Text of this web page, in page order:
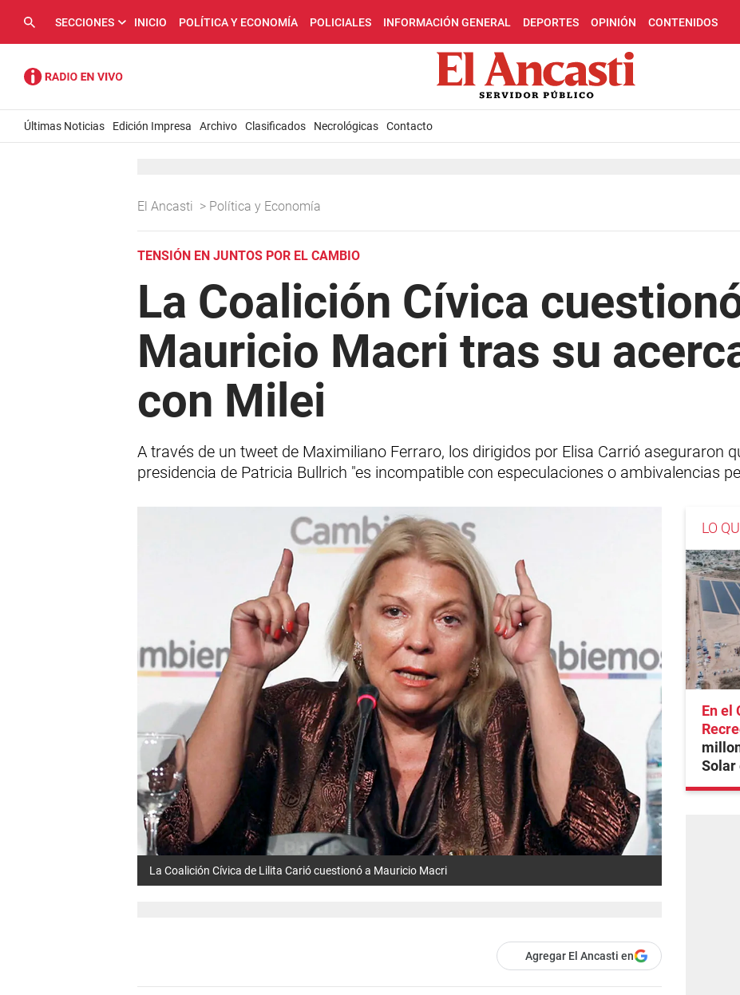
SECCIONES INICIO POLÍTICA Y ECONOMÍA POLICIALES INFORMACIÓN GENERAL DEPORTES OPINIÓN CONTENIDOS
Últimas Noticias Edición Impresa Archivo Clasificados Necrológicas Contacto
El Ancasti > Política y Economía
TENSIÓN EN JUNTOS POR EL CAMBIO
La Coalición Cívica
Mauricio Macri tras su
con Milei
A través de un tweet de Maximiliano Ferraro, los dirigidos por Elisa Carrió aseguraron
presidencia de Patricia Bullrich "es incompatible con especulaciones o ambivalencias
La Coalición Cívica de Lilita Carió cuestionó a Mauricio Macri
Agregar El Ancasti en
LO
En el
Solar